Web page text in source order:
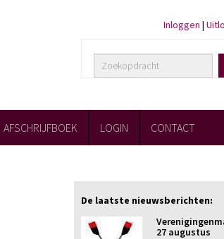
Inloggen |
AFSCHRIJFBOEK LOGIN CONTACT
De laatste nieuwsberichten:
27 augustus